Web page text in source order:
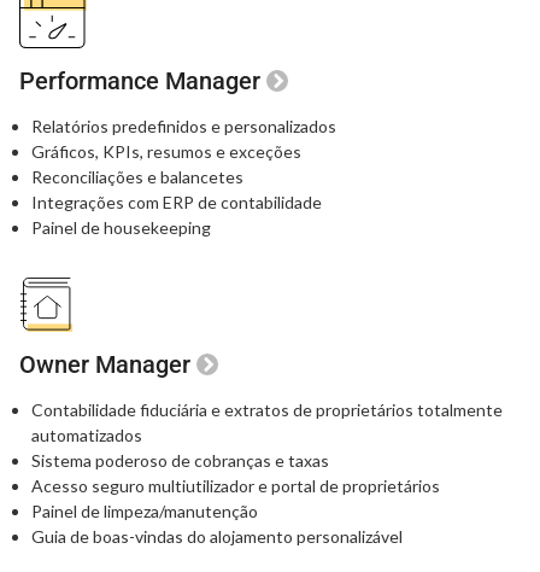
Performance Manager
Relatórios predefinidos e personalizados
Gráficos, KPIs, resumos e exceções
Reconciliações e balancetes
Integrações com ERP de contabilidade
Painel de housekeeping
Owner Manager
Contabilidade fiduciária e extratos de proprietários totalmente
automatizados
Sistema poderoso de cobranças e taxas
Acesso seguro multiutilizador e portal de proprietários
Painel de limpeza/manutenção
Guia de boas-vindas do alojamento personalizável